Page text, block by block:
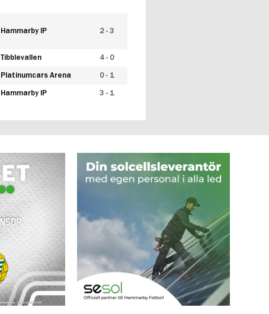
Hammarby IP 2 - 3
Tibblevallen 4 - 0
Platinumcars Arena 0 - 1
Hammarby IP 3 - 1